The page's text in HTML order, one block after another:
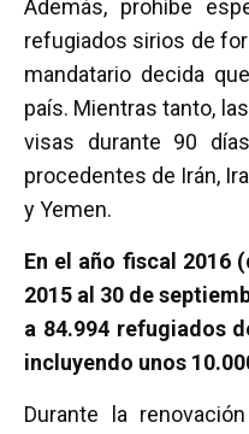
Además, prohíbe
refugiados sirios de
mandatario decida
país. Mientras tanto,
visas durante 90
procedentes de Irán,
y Yemen.
En el año fiscal 2016
2015 al 30 de
a 84.994 refugiados
incluyendo unos
Durante la